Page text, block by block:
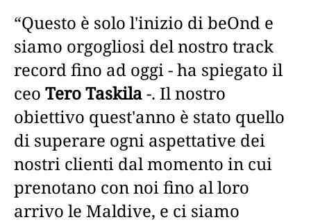
“Questo è solo l'inizio di beOnd e
siamo orgogliosi del nostro track
record fino ad oggi - ha spiegato il
ceo Tero Taskila-. Il nostro
obiettivo quest'anno è stato quello
di superare ogni aspettative dei
nostri clienti dal momento in cui
prenotano con noi fino al loro
arrivo le Maldive, e ci siamo